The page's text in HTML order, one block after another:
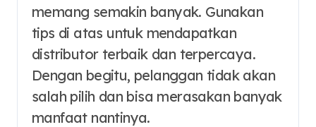
memang semakin banyak. Gunakan
tips di atas untuk mendapatkan
distributor terbaik dan terpercaya.
Dengan begitu, pelanggan tidak akan
salah pilih dan bisa merasakan banyak
manfaat nantinya.